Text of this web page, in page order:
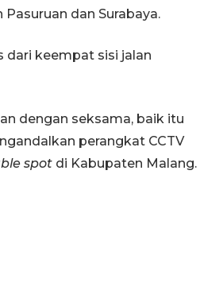
dan Surabaya.
dari keempat sisi jalan
dengan seksama, baik itu
perangkat CCTV
spot di Kabupaten Malang.
hentikan operasi
KM Mutiara
2026 22:38